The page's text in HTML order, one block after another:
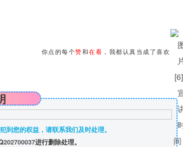
你点的每个赞和在看 ，我都认真当成了喜欢
到您的权益，请联系我们及时处理。
202700037进行删除处理。